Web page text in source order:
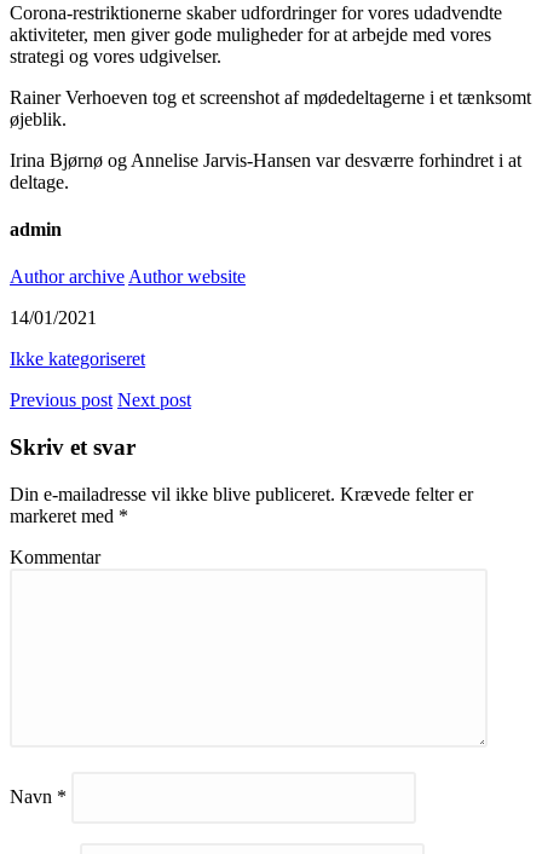
Corona-restriktionerne skaber udfordringer for vores udadvendte
aktiviteter, men giver gode muligheder for at arbejde med vores
strategi og vores udgivelser.
Rainer Verhoeven tog et screenshot af mødedeltagerne i et tænksomt
øjeblik.
Irina Bjørnø og Annelise Jarvis-Hansen var desværre forhindret i at
deltage.
admin
Author archive Author website
14/01/2021
Ikke kategoriseret
Previous post Next post
Skriv et svar
Din e-mailadresse vil ikke blive publiceret. Krævede felter er
markeret med *
Kommentar
Navn *